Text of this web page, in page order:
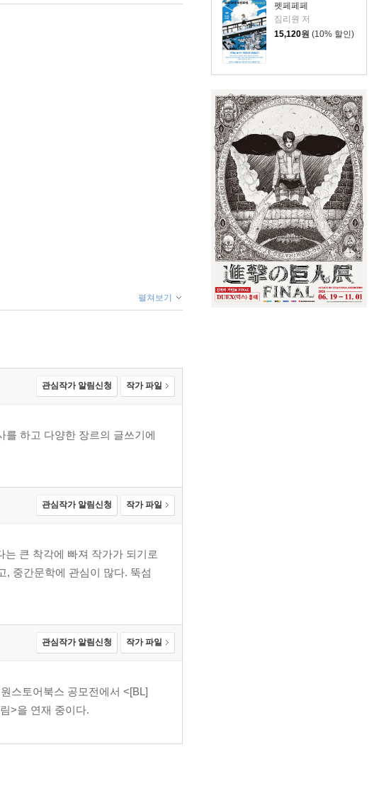
펫페페페
짐리원 저
15,120원 (10% 할인)
펼쳐보기
관심작가 알림신청 작가 파일
를 하고 다양한 장르의 글쓰기에
관심작가 알림신청 작가 파일
큰 착각에 빠져 작가가 되기로
, 중간문학에 관심이 많다. 뚝섬
관심작가 알림신청 작가 파일
스토어북스 공모전에서 <[BL]
>을 연재 중이다.